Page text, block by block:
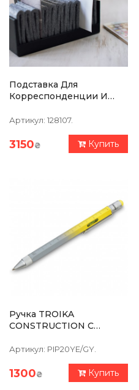
Подставка Для
Корреспонденции И
Артикул: 128107.
3150₴ Купить
Ручка TROIKA
CONSTRUCTION С
Стилусом,плоской/
Отверткой И Уровнем,
Серо-Желтая
Артикул: PIP20YE/GY.
1300₴ Купить